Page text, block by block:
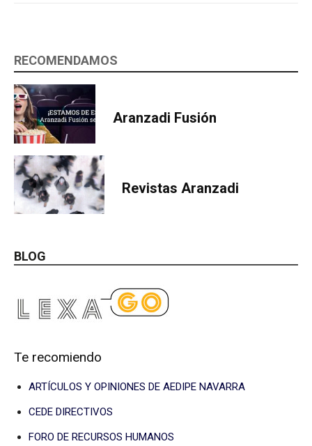
RECOMENDAMOS
Aranzadi Fusión
Revistas Aranzadi
BLOG
Te recomiendo
ARTÍCULOS Y OPINIONES DE AEDIPE NAVARRA
CEDE DIRECTIVOS
FORO DE RECURSOS HUMANOS